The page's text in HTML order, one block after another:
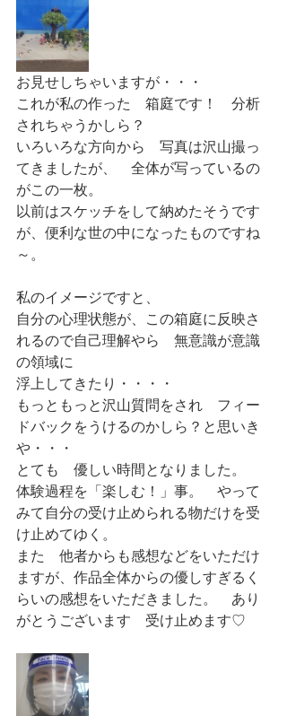
お見せしちゃいますが・・・
これが私の作った　箱庭です！　分析
されちゃうかしら？
いろいろな方向から　写真は沢山撮っ
てきましたが、　全体が写っているの
がこの一枚。
以前はスケッチをして納めたそうです
が、便利な世の中になったものですね
～。
私のイメージですと、
自分の心理状態が、この箱庭に反映さ
れるので自己理解やら　無意識が意識
の領域に
浮上してきたり・・・・
もっともっと沢山質問をされ　フィー
ドバックをうけるのかしら？と思いき
や・・・
とても　優しい時間となりました。
体験過程を「楽しむ！」事。　やって
みて自分の受け止められる物だけを受
け止めてゆく。
また　他者からも感想などをいただけ
ますが、作品全体からの優しすぎるく
らいの感想をいただきました。　あり
がとうございます　受け止めます♡